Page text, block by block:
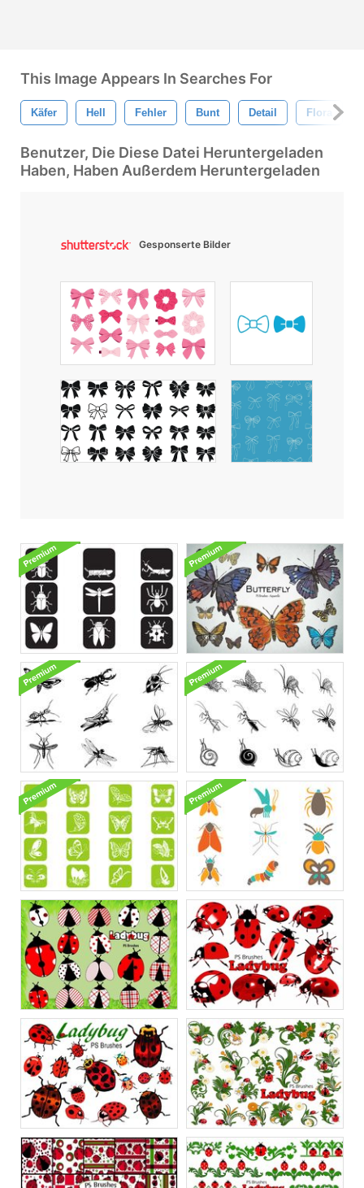
This Image Appears In Searches For
Käfer Hell Fehler Bunt Detail Flora
Benutzer, Die Diese Datei Heruntergeladen
Haben, Haben Außerdem Heruntergeladen
Gesponserte Bilder